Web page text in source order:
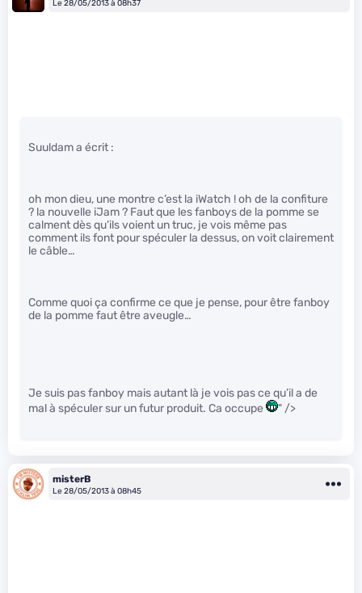
Le 28/05/2013 à 08h37
Suuldam a écrit :
oh mon dieu, une montre c’est la iWatch ! oh de la confiture
? la nouvelle iJam ? Faut que les fanboys de la pomme se
calment dès qu’ils voient un truc, je vois même pas
comment ils font pour spéculer la dessus, on voit clairement
le câble…
Comme quoi ça confirme ce que je pense, pour être fanboy
de la pomme faut être aveugle…
Je suis pas fanboy mais autant là je vois pas ce qu’il a de
mal à spéculer sur un futur produit. Ca occupe
" />
misterB
Le 28/05/2013 à 08h45